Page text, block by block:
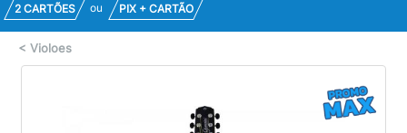
2 CARTÕES
ou PIX + CARTÃO
< Violoes